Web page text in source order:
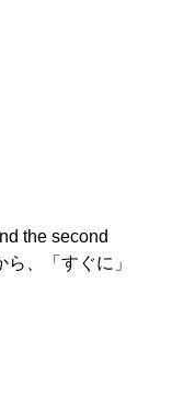
the second
、「すぐに」